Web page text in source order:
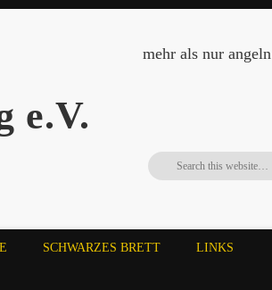
e.V.
mehr als nur angeln
SCHWARZES BRETT LINKS